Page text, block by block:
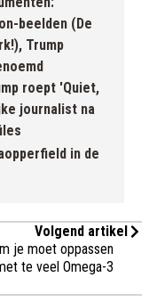
beelden (De
Trump
roept 'Quiet,
journalist na
in de
Volgend artikel
je moet oppassen
te veel Omega-3